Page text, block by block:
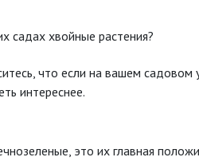
садах хвойные растения?
что если на вашем садовом
интереснее.
это их главная